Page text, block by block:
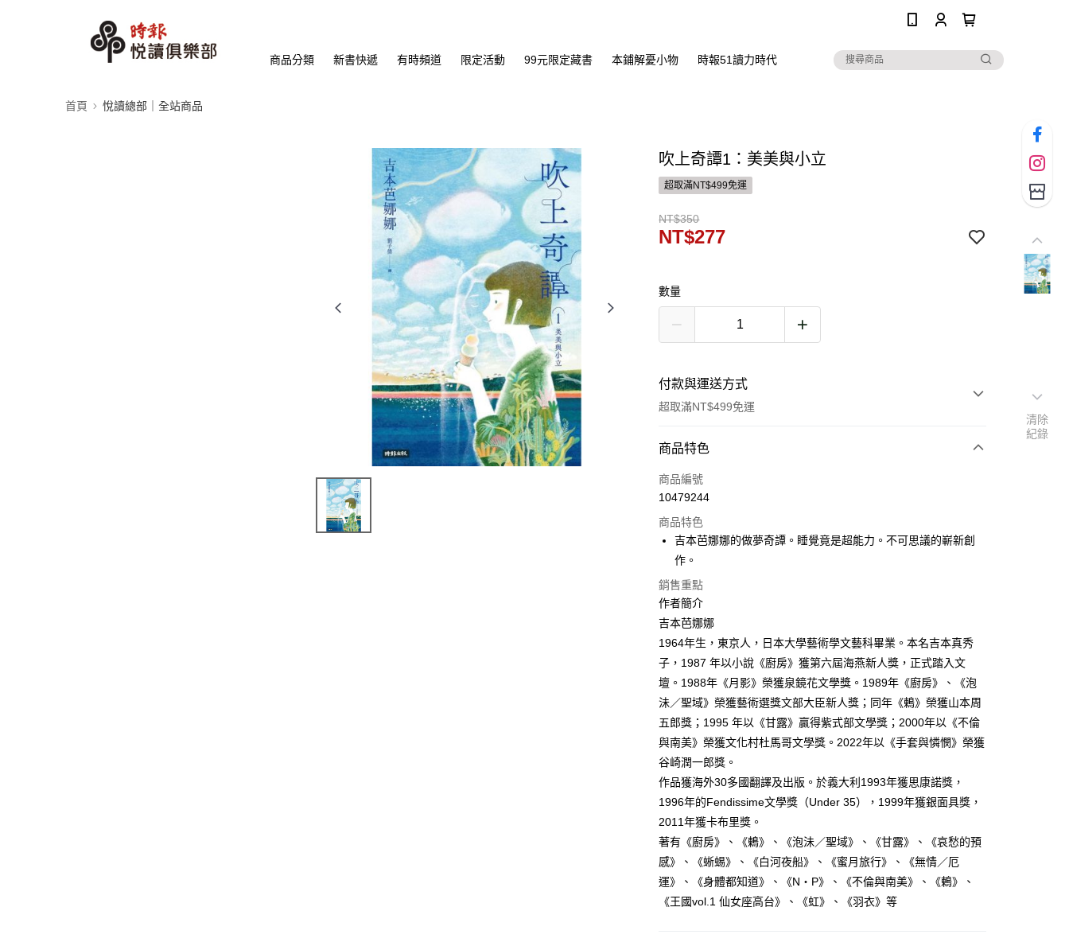
商品分類 新書快遞 有時頻道 限定活動 99元限定藏書 本鋪解憂小物 時報51讀力時代
首頁 悅讀總部｜全站商品
吹上奇譚1：美美與小立
超取滿NT$499免運
NT$350
NT$277
數量
付款與運送方式
超取滿NT$499免運
付款方式
信用卡一次付款
運送方式
付款後全家取貨
每筆NT$60，滿NT$499(含以上)免運費
付款後7-11取貨
每筆NT$60，滿NT$499(含以上)免運費
宅配
每筆NT$100，滿NT$499(含以上)免運費
商品特色
商品編號
10479244
商品特色
吉本芭娜娜的做夢奇譚。睡覺竟是超能力。不可思議的嶄新創
作。
銷售重點
作者簡介
吉本芭娜娜
1964年生，東京人，日本大學藝術學文藝科畢業。本名吉本真秀
子，1987 年以小說《廚房》獲第六屆海燕新人獎，正式踏入文
壇。1988年《月影》榮獲泉鏡花文學獎。1989年《廚房》、《泡
沬／聖域》榮獲藝術選獎文部大臣新人獎；同年《鶇》榮獲山本周
五郎獎；1995 年以《甘露》贏得紫式部文學獎；2000年以《不倫
與南美》榮獲文化村杜馬哥文學獎。2022年以《手套與憐憫》榮獲
谷崎潤一郎獎。
作品獲海外30多國翻譯及出版。於義大利1993年獲思康諾獎，
1996年的Fendissime文學獎（Under 35），1999年獲銀面具獎，
2011年獲卡布里獎。
著有《廚房》、《鶇》、《泡沬／聖域》、《甘露》、《哀愁的預
感》、《蜥蜴》、《白河夜船》、《蜜月旅行》、《無情／厄
運》、《身體都知道》、《N‧P》、《不倫與南美》、《鶇》、
《王國vol.1 仙女座高台》、《虹》、《羽衣》等
清除
紀錄